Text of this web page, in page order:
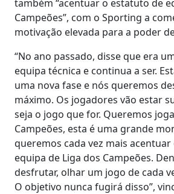
também “acentuar o estatuto de
Campeões”, com o Sporting a
motivação elevada para a poder
“No ano passado, disse que era
equipa técnica e continua a ser.
uma nova fase e nós queremos
máximo. Os jogadores vão estar
seja o jogo que for. Queremos
Campeões, esta é uma grande
queremos cada vez mais
equipa de Liga dos Campeões.
desfrutar, olhar um jogo de cada
O objetivo nunca fugirá disso”,